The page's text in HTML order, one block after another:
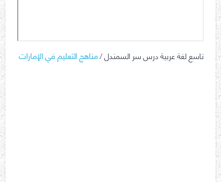
تاسع لغة عربية درس سر السمندل /مناهج التعليم في الإمارات